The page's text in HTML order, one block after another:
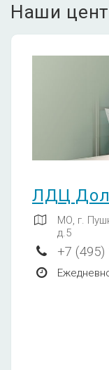
ЛДЦ
Панель
овечье,
йогурт,
1050
Наши
ЛДЦ
МО, г.
д.5
+7 (495)